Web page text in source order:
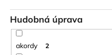
Hudobná úprava
akordy 2